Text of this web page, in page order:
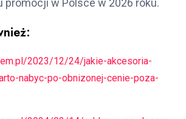
2023/12/24/jakie-akcesoria-
nabyc-po-obnizonej-cenie-poza-